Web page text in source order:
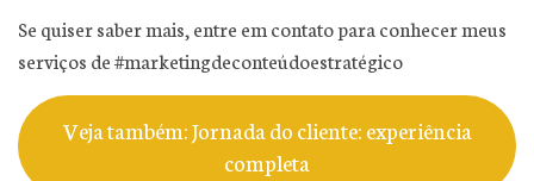
Se quiser saber mais, entre em contato para conhecer meus
serviços de #marketingdeconteúdoestratégico
Veja também: Jornada do cliente: experiência
completa